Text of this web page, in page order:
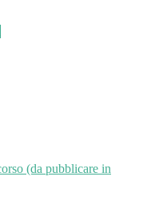
(da pubblicare in